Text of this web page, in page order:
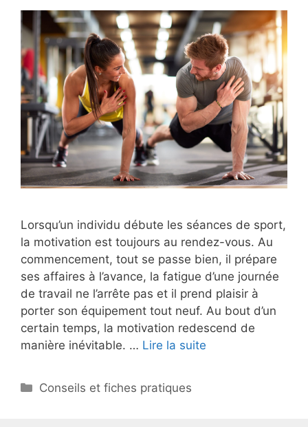
Lorsqu’un individu débute les séances de sport,
la motivation est toujours au rendez-vous. Au
commencement, tout se passe bien, il prépare
ses affaires à l’avance, la fatigue d’une journée
de travail ne l’arrête pas et il prend plaisir à
porter son équipement tout neuf. Au bout d’un
certain temps, la motivation redescend de
manière inévitable. … Lire la suite
Catégories
Conseils et fiches pratiques